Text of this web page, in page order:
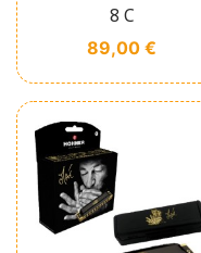
8 C
Prix
89,00 €